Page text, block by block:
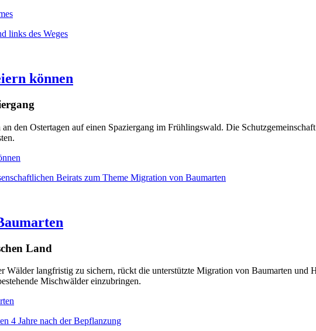
können
den Ostertagen auf einen Spaziergang im Frühlingswald. Die
Land
Wälder langfristig zu sichern, rückt die unterstützte Migration von Baumarten und
Mischwälder einzubringen.